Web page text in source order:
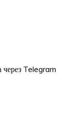
через Telegram